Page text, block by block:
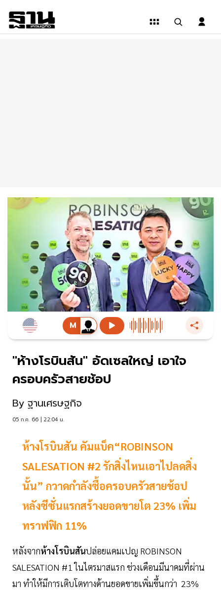
"ห้างโรบินสัน" อัดเซลใหญ่ เอาใจ
ครอบครัวสายช้อป
By ฐานเศรษฐกิจ
05 ก.ค. 66 | 22:04 น.
ห้างโรบินสัน คัมแบ็ค“ROBINSON
SALESATION #2 รักสิ่งไหนเอาไปลดสิ่ง
นั้น” กวาดกำลังซื้อครอบครัวสายช้อป
หลังซีซั่นแรกสร้างยอดขายโต 23% เพิ่ม
ทราฟฟิก 11%
หลังจากห้างโรบินสันปล่อยแคมเปญ ROBINSON
SALESATION #1 ในไตรมาสแรก ช่วงเดือนมีนาคมที่ผ่าน
มา ทำให้มีการเติบโตทางด้านยอดขายเพิ่มขึ้นกว่า 23%